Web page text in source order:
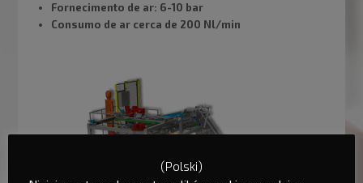
Fornecimento de ar: 6-10 bar
Consumo de ar cerca de 200 Nl/min
(Polski)